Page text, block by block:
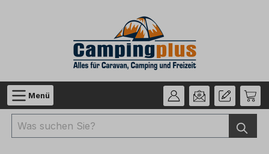
Zum Hauptinhalt springen
Menü